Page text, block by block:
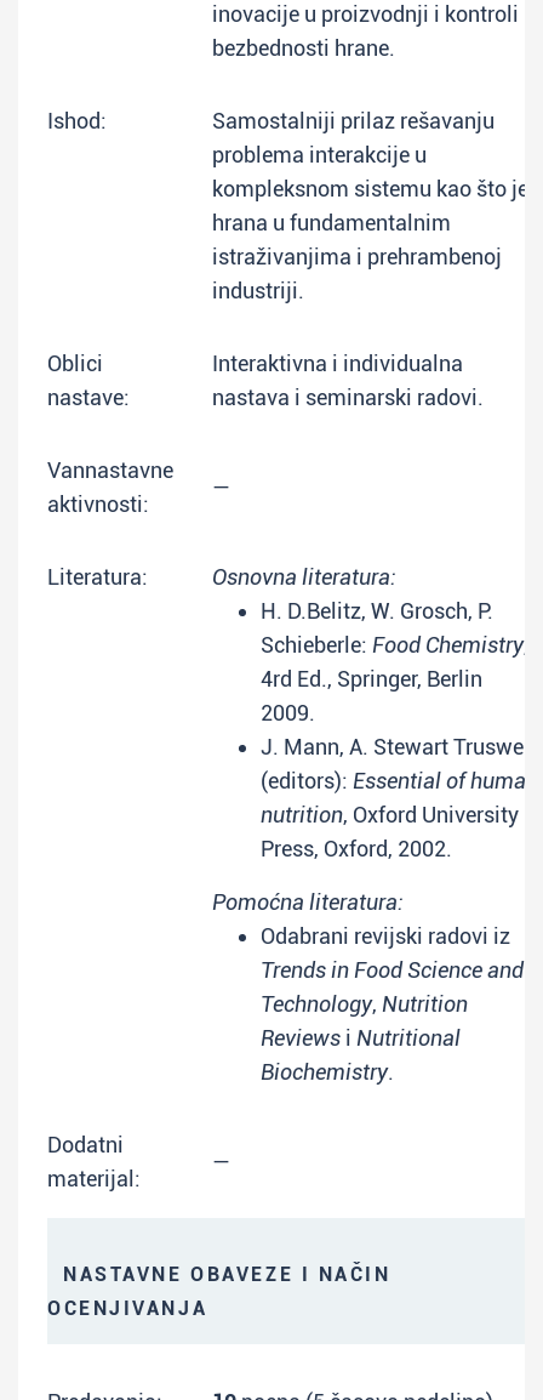
inovacije u proizvodnji i kontroli
bezbednosti hrane.
Ishod:
Samostalniji prilaz rešavanju
problema interakcije u
kompleksnom sistemu kao što je
hrana u fundamentalnim
istraživanjima i prehrambenoj
industriji.
Oblici
nastave:
Interaktivna i individualna
nastava i seminarski radovi.
Vannastavne
aktivnosti:
—
Literatura:
Osnovna literatura:
H. D.Belitz, W. Grosch, P.
Schieberle: Food Chemistry,
4rd Ed., Springer, Berlin
2009.
J. Mann, A. Stewart Truswell
(editors): Essential of human
nutrition, Oxford University
Press, Oxford, 2002.
Pomoćna literatura:
Odabrani revijski radovi iz
Trends in Food Science and
Technology, Nutrition
Reviews i Nutritional
Biochemistry.
Dodatni
materijal:
—
NASTAVNE OBAVEZE I NAČIN
OCENJIVANJA